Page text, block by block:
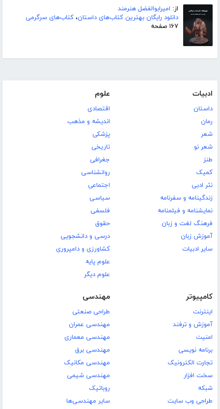
از: امیرابوالفضل هنرمند
دانلود رایگان بهترین کتاب‌های داستان، کتاب‌های سرگرمی
۱۶۷ صفحه
ادبیات
داستان
رمان
شعر
شعر نو
طنز
کمیک
نثر ادبی
زندگینامه و سفرنامه
نمایشنامه و فیلمنامه
فرهنگ لغت و زبان
آموزش زبان
سایر ادبیات
علوم
اقتصادی
اندیشه و مذهب
پزشکی
تاریخی
جغرافی
روانشناسی
اجتماعی
سیاسی
فلسفی
حقوق
درسی و دانشجویی
کشاورزی و دامپروری
علوم پایه
علوم دیگر
کامپیوتر
اینترنت
آموزش و ترفند
امنیت
برنامه نویسی
تجارت الکترونیک
سخت افزار
شبکه
طراحی وب سایت
مهندسی
طراحی صنعتی
مهندسی عمران
مهندسی معماری
مهندسی برق
مهندسی مکانیک
مهندسی شیمی
روباتیک
سایر مهندسی‌ها